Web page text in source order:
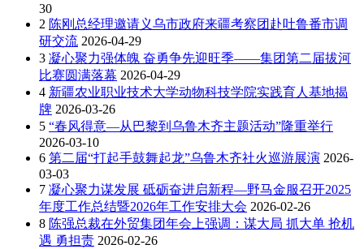
30
2 陈刚总经理邀请义乌市政府来疆考察团赴吐鲁番市调
研交流 2026-04-29
3 凝心聚力强体魄 奋勇争先迎旺季——集团第二届拔河
比赛圆满落幕 2026-04-29
4 新疆农业职业技术大学动物科技学院实践育人基地揭
牌 2026-03-26
5 “春风得意—从巴黎到乌鲁木齐主题活动”隆重举行
2026-03-10
6 第二届“打起手鼓舞起龙”乌鲁木齐社火巡游展演 2026-
03-03
7 凝心聚力谋发展 砥砺奋进启新程—野马金服召开2025
年度工作总结暨2026年工作安排大会 2026-02-26
8 陈强总裁在外贸集团年会上强调：谋大局 抓大单 抢机
遇 勇担责 2026-02-26